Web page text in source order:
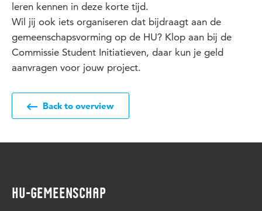
leren kennen in deze korte tijd.
Wil jij ook iets organiseren dat bijdraagt aan de
gemeenschapsvorming op de HU? Klop aan bij de
Commissie Student Initiatieven, daar kun je geld
aanvragen voor jouw project.
Back to overview
HU-GEMEENSCHAP